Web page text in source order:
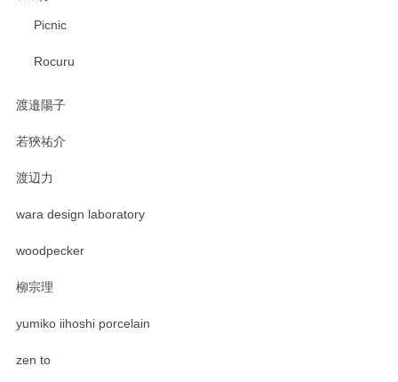
Picnic
Rocuru
渡邉陽子
若狹祐介
渡辺力
wara design laboratory
woodpecker
柳宗理
yumiko iihoshi porcelain
zen to